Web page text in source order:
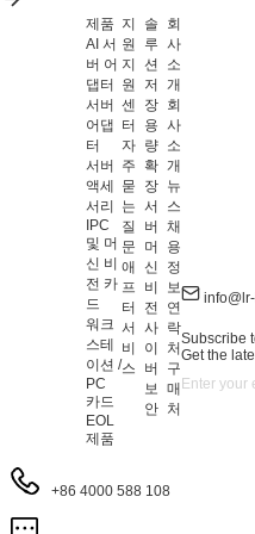
제품
AI 서
버 어
댑터
서버
어댑
터
서버
액세
서리
IPC
및 머
신 비
전 카
드
워크
스테
이션 /
PC
카드
EOL
제품
지
원
지
원
센
터
자
주
묻
는
질
문
애
프
터
서
비
스
솔
루
션
저
장
용
량
확
장
서
버
머
신
비
전
사
이
버
보
안
회
사
소
개
회
사
소
개
뉴
스
채
용
정
보
연
락
처
구
매
처
Subscribe
Get the
+86 4000 588 108